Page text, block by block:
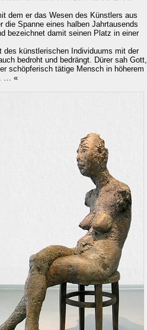
dem er das Wesen des Künstlers aus
Spanne eines halben Jahrtausends
bezeichnet damit seinen Platz in einer
des künstlerischen Individuums mit der
bedroht und bedrängt. Dürer sah Gott,
schöpferisch tätige Mensch in höherem
… «